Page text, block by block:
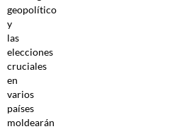
geopolítico
y
las
elecciones
cruciales
en
varios
países
moldearán